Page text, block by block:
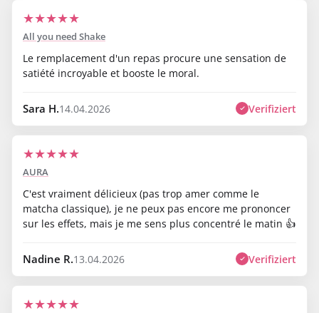
★★★★★
All you need Shake
Le remplacement d'un repas procure une sensation de
satiété incroyable et booste le moral.
Sara H.14.04.2026 Verifiziert
★★★★★
AURA
C'est vraiment délicieux (pas trop amer comme le
matcha classique), je ne peux pas encore me prononcer
sur les effets, mais je me sens plus concentré le matin 👍
Nadine R.13.04.2026 Verifiziert
★★★★★